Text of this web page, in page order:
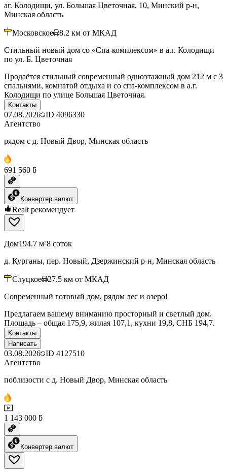
аг. Колодищи, ул. Большая Цветочная, 10, Минский р-н,
Минская область
Московское 8.2 км от МКАД
Стильный новый дом со «Спа-комплексом» в а.г. Колодищи
по ул. Б. Цветочная
Продаётся стильный современный одноэтажный дом 212 м с 3
спальнями, комнатой отдыха и со спа-комплексом в а.г.
Колодищи по улице Большая Цветочная.
Контакты
07.08.2026 ID 4096330
Агентство
рядом с д. Новый Двор, Минская область
691 560 ƃ
Конвертер валют
Realt рекомендует
Дом194.7 м²8 соток
д. Курганы, пер. Новый, Дзержинский р-н, Минская область
Слуцкое 27.5 км от МКАД
Современный готовый дом, рядом лес и озеро!
Предлагаем вашему вниманию просторный и светлый дом.
Площадь – общая 175,9, жилая 107,1, кухни 19,8, СНБ 194,7.
Контакты
Написать
03.08.2026 ID 4127510
Агентство
поблизости с д. Новый Двор, Минская область
1 143 000 ƃ
Конвертер валют